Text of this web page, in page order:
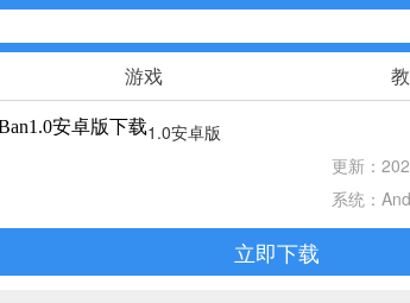
游戏
安卓版下载1.0安卓版
更新：
系统：
立即下载